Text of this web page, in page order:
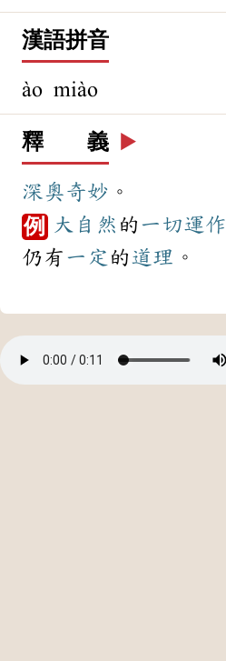
漢語拼音
ào miào
釋 義 ▶️
深奧奇妙 。
例 大自然 的 一切運作
仍有 一定 的道理 。